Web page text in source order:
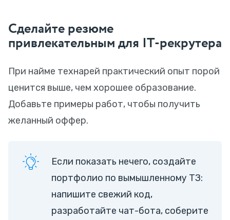
Сделайте резюме
привлекательным для IT-рекрутера
При найме технарей практический опыт порой
ценится выше, чем хорошее образование.
Добавьте примеры работ, чтобы получить
желанный оффер.
Если показать нечего, создайте
портфолио по вымышленному ТЗ:
напишите свежий код,
разработайте чат-бота, соберите